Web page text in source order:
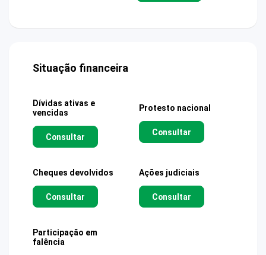
Situação financeira
Dívidas ativas e
vencidas
Consultar
Protesto nacional
Consultar
Cheques devolvidos
Consultar
Ações judiciais
Consultar
Participação em
falência